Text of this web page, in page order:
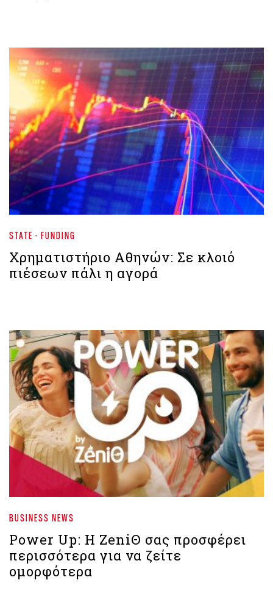
STATE - FUNDING
Χρηματιστήριο Aθηνών: Σε κλοιό
πιέσεων πάλι η αγορά
BUSINESS NEWS
Power Up: Η ZeniΘ σας προσφέρει
περισσότερα για να ζείτε
ομορφότερα